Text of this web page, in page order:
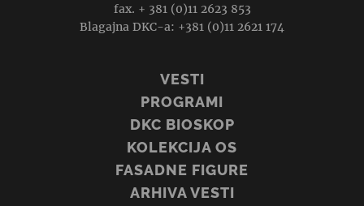
fax. + 381 (0)11 2623 853
Blagajna DKC-a: +381 (0)11 2621 174
VESTI
PROGRAMI
DKC BIOSKOP
KOLEKCIJA OS
FASADNE FIGURE
ARHIVA VESTI